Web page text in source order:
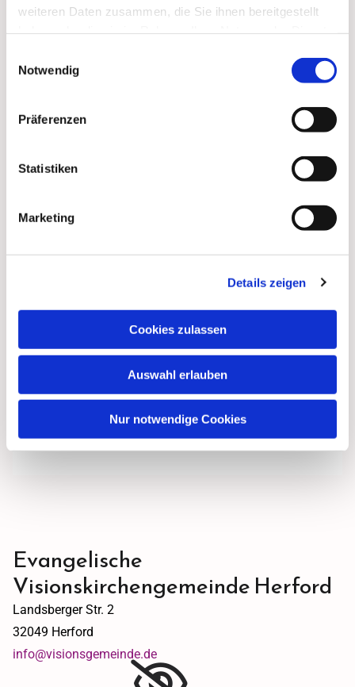
weiteren Daten zusammen, die Sie ihnen bereitgestellt
Notwendig
Präferenzen
Statistiken
Marketing
Details zeigen
Cookies zulassen
Auswahl erlauben
Nur notwendige Cookies
Evangelische
Visionskirchengemeinde Herford
Landsberger Str. 2
32049 Herford
info@visionsgemeinde.de